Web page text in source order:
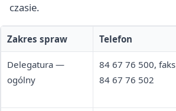
czasie.
Zakres spraw Telefon
Delegatura —
ogólny
84 67 76 500, faks
84 67 76 502